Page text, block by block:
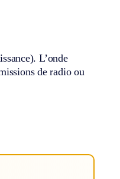
L’onde
de radio ou